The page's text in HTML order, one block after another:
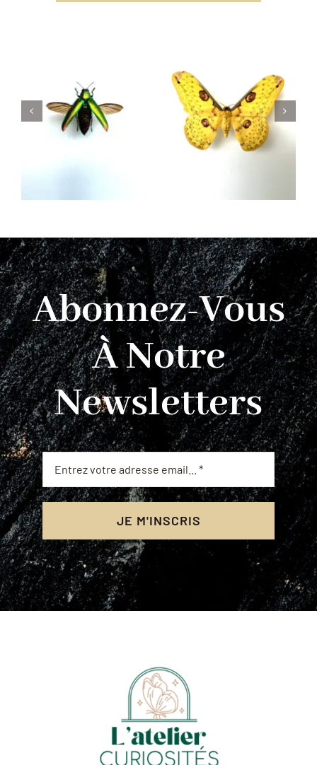
Abonnez-Vous
À Notre
Newsletters
JE M'INSCRIS